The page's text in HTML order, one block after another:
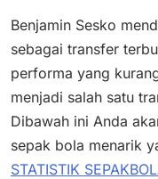
Benjamin Sesko
sebagai transfer
performa yang
menjadi salah satu
Dibawah ini Anda
sepak bola menarik
STATISTIK